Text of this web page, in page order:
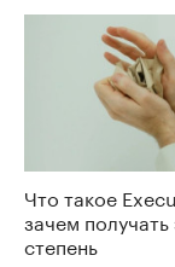
Что такое
зачем получать
степень